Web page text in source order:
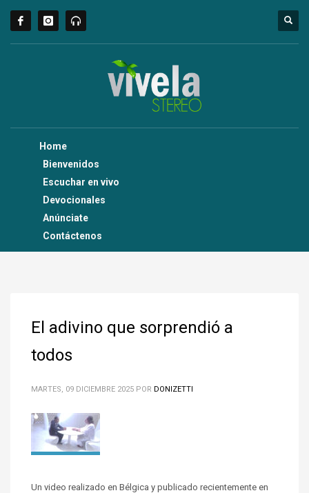
Home
Bienvenidos
Escuchar en vivo
Devocionales
Anúnciate
Contáctenos
El adivino que sorprendió a
todos
MARTES, 09 DICIEMBRE 2025 POR DONIZETTI
Un video realizado en Bélgica y publicado recientemente en